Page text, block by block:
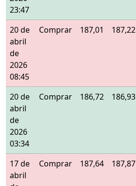
23:47
20 de
abril
de
2026
08:45
Comprar 187,01 187,22
20 de
abril
de
2026
03:34
Comprar 186,72 186,93
17 de
abril
Comprar 187,64 187,87